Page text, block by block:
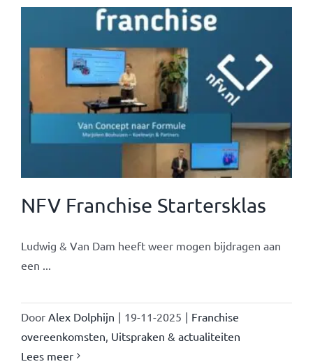
NFV Franchise Startersklas
Ludwig & Van Dam heeft weer mogen bijdragen aan
een ...
Door Alex Dolphijn | 19-11-2025 | Franchise
overeenkomsten, Uitspraken & actualiteiten
Lees meer